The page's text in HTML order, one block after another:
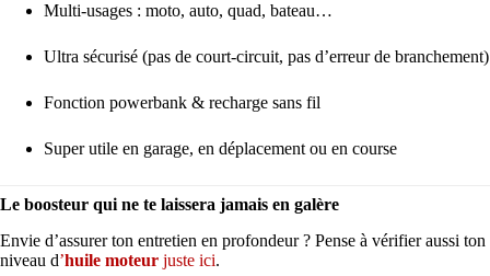
Multi-usages : moto, auto, quad, bateau…
Ultra sécurisé (pas de court-circuit, pas d’erreur de branchement)
Fonction powerbank & recharge sans fil
Super utile en garage, en déplacement ou en course
Le boosteur qui ne te laissera jamais en galère
Envie d’assurer ton entretien en profondeur ? Pense à vérifier aussi ton
niveau d’huile moteur juste ici.